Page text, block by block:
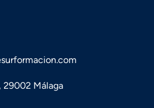
29002 Málaga